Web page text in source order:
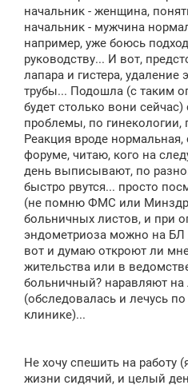
начальник - женщина,
начальник - мужчина
например, уже боюсь
руководству... И вот,
лапара и гистера,
трубы... Подошла (с таким
будет столько вони сейчас)
проблемы, по гинекологии,
Реакция вроде нормальная,
форуме, читаю, кого на
день выписывают, по
быстро рвутся... просто
(не помню ФМС или
больничных листов, и при
эндометриоза можно на БЛ
вот и думаю откроют ли
жительства или в
больничный? наравляют на
(обследовалась и лечусь
клинике)...
Не хочу спешить на работу
жизни сидячий, и целый